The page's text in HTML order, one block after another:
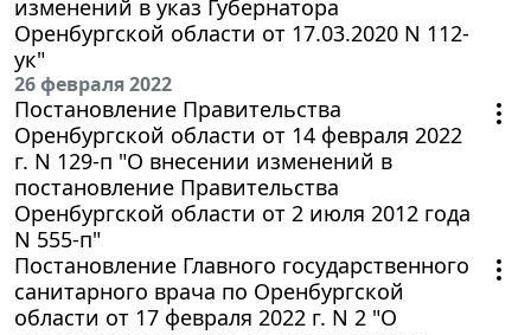
изменений в указ Губернатора
Оренбургской области от 17.03.2020 N 112-
ук"
26 февраля 2022
Постановление Правительства
Оренбургской области от 14 февраля 2022
г. N 129-п "О внесении изменений в
постановление Правительства
Оренбургской области от 2 июля 2012 года
N 555-п"
Постановление Главного государственного
санитарного врача по Оренбургской
области от 17 февраля 2022 г. N 2 "О